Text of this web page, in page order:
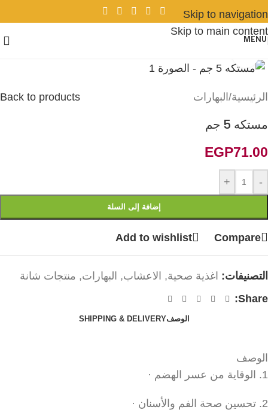
Skip to navigation
Skip to main content
MENU
الرئيسية/ البهارات Back to products
مستكه 5 جم
EGP71.00
-
+
إضافة إلى السلة
Compare
Add to wishlist
التصنيفات: اغذية صحية, الاعشاب, البهارات, منتجات شانة
Share:
الوصفSHIPPING & DELIVERY
الوصف
1. الوقاية من عسر الهضم ·
2. تحسين صحة الفم والأسنان ·